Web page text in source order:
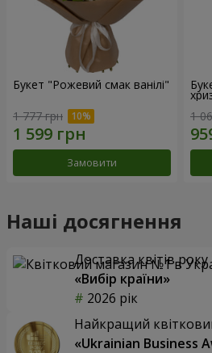
Букет "Рожевий смак ванілі"
1 777 грн
Замовити
1
Наші досягнення
Доставка квітів року
«Вибір країни»
2026 рік
Найкращий
«Ukrainian Business